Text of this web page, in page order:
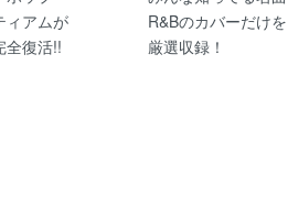
ィアムが
全復活!!
R&Bのカバーだけを
厳選収録！